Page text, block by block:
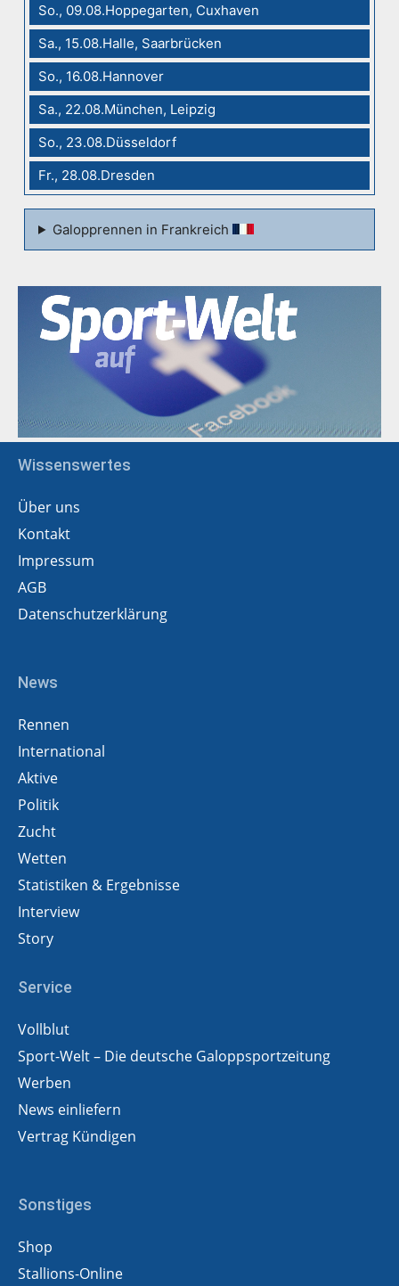
So., 09.08.Hoppegarten, Cuxhaven
Sa., 15.08.Halle, Saarbrücken
So., 16.08.Hannover
Sa., 22.08.München, Leipzig
So., 23.08.Düsseldorf
Fr., 28.08.Dresden
Galopprennen in Frankreich
Wissenswertes
Über uns
Kontakt
Impressum
AGB
Datenschutzerklärung
News
Rennen
International
Aktive
Politik
Zucht
Wetten
Statistiken & Ergebnisse
Interview
Story
Service
Vollblut
Sport-Welt – Die deutsche Galoppsportzeitung
Werben
News einliefern
Vertrag Kündigen
Sonstiges
Shop
Stallions-Online